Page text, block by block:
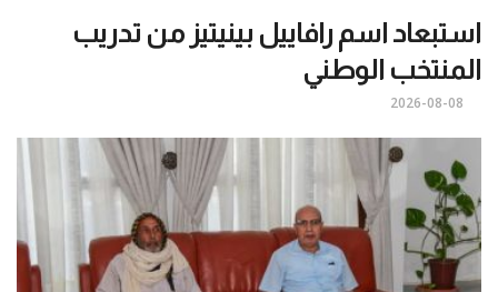
استبعاد اسم رافاييل بينيتيز من تدريب
المنتخب الوطني
2026-08-08